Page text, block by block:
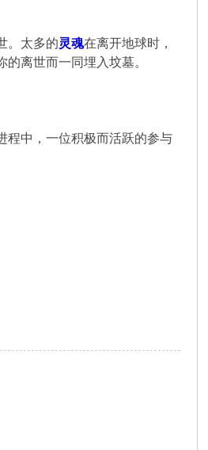
。太多的灵魂在离开地球时，
离世而一同埋入坟墓。
程中，一位积极而活跃的参与